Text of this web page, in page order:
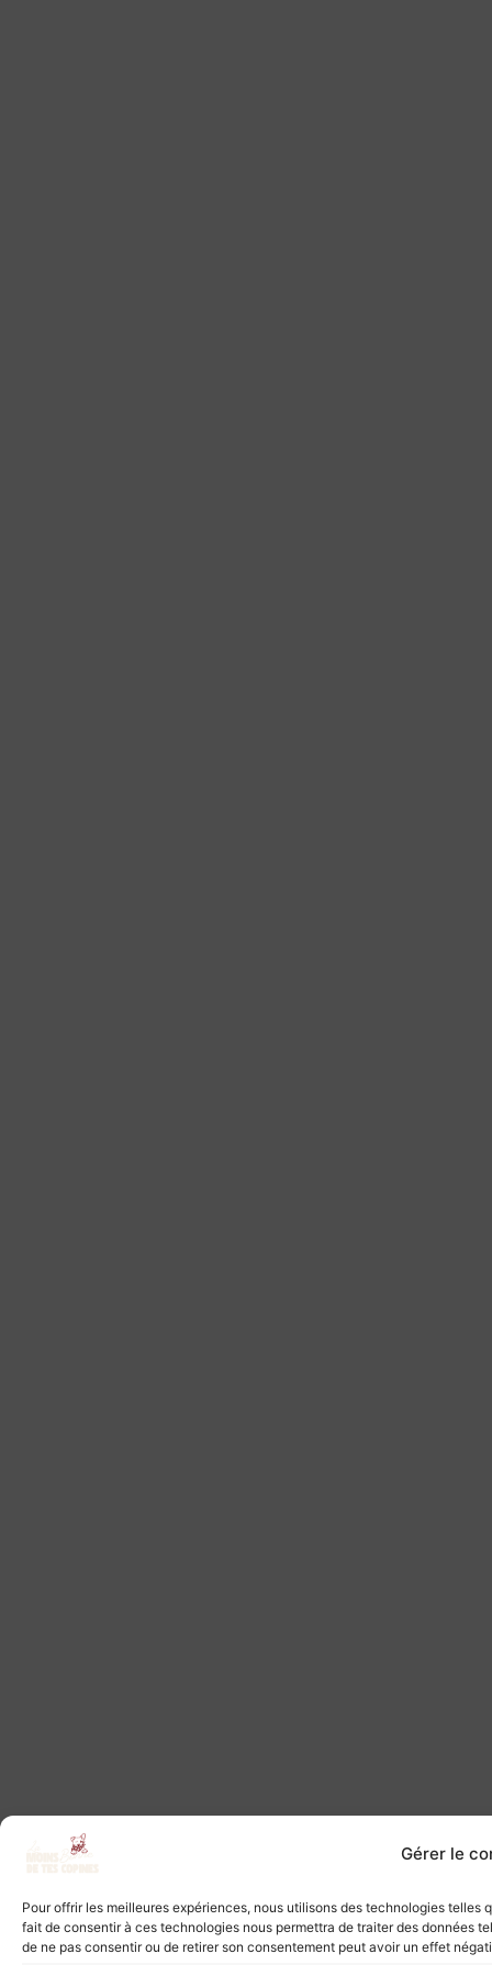
Gérer le
Pour offrir les meilleures expériences, nous utilisons des technologies
fait de consentir à ces technologies nous permettra de traiter des données
de ne pas consentir ou de retirer son consentement peut avoir un effet